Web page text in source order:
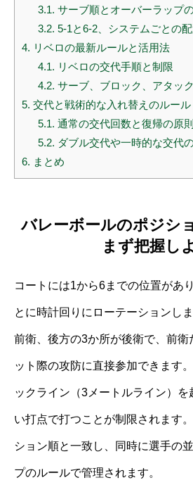
3.1. サーブ順とオーバーラップ
3.2. 5-1と6-2、システムごとの
4. リベロの最新ルールと活用法
4.1. リベロの交代手順と制限
4.2. サーブ、ブロック、アタッ
5. 交代と戦術的な入れ替えのルール
5.1. 通常の交代回数と復帰の原則
5.2. ダブル交代や一時的な交代
6. まとめ
バレーボールのポジシ
まず把握し
コートには1から6までの位置があ
とに時計回りにローテーションし
前衛、後方の3か所が後衛で、前衛
ット際の攻防に直接参加できます
ックライン（3メートルライン）
い打点で打つことが制限されます
ション順と一致し、同時に選手の
プのルールで管理されます。